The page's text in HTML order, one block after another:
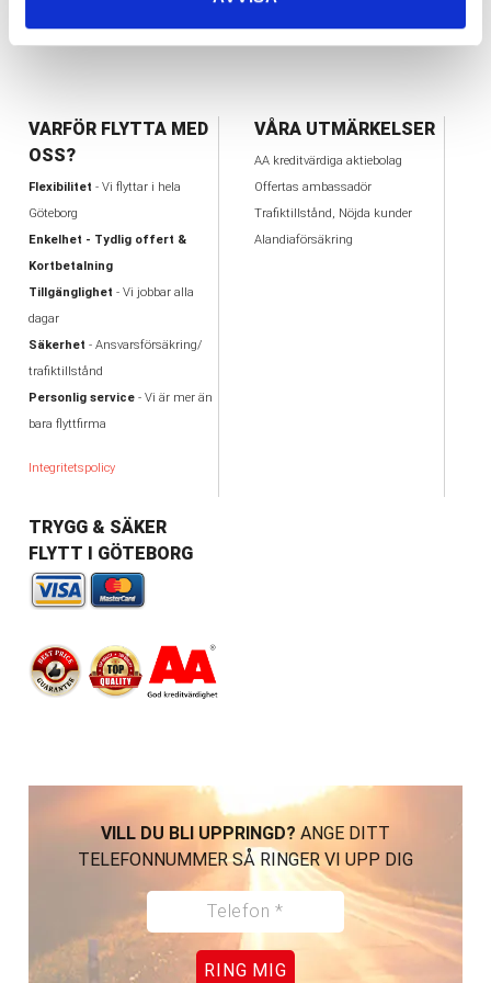
59 Objekt
VARFÖR FLYTTA MED
OSS?
Flexibilitet - Vi flyttar i hela
Göteborg
Enkelhet - Tydlig offert &
Kortbetalning
Tillgänglighet - Vi jobbar alla
dagar
Säkerhet - Ansvarsförsäkring/
trafiktillstånd
Personlig service- Vi är mer än
bara flyttfirma
Integritetspolicy
VÅRA UTMÄRKELSER
AA kreditvärdiga aktiebolag
Offertas ambassadör
Trafiktillstånd, Nöjda kunder
Alandiaförsäkring
TRYGG & SÄKER
FLYTT I GÖTEBORG
VILL DU BLI UPPRINGD? ANGE DITT
TELEFONNUMMER SÅ RINGER VI UPP DIG
RING MIG